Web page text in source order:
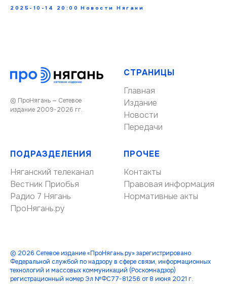
2025-10-14 20:00 Новости Нягани
© ПроНягань — Сетевое
издание 2009-2026 гг.
СТРАНИЦЫ
Главная
Издание
Новости
Передачи
ПОДРАЗДЕЛЕНИЯ
Няганский телеканал
Вестник Приобья
Радио 7 Нягань
ПроНягань.ру
ПРОЧЕЕ
Контакты
Правовая информация
Нормативные акты
© 2026 Сетевое издание «ПроНягань.ру» зарегистрировано
Федеральной службой по надзору в сфере связи, информационных
технологий и массовых коммуникаций (Роскомнадзор)
регистрационный номер Эл №ФС77-81256 от 8 июня 2021 г.